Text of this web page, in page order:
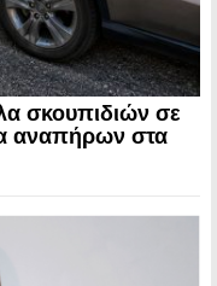
σκουπιδιών σε
αναπήρων στα